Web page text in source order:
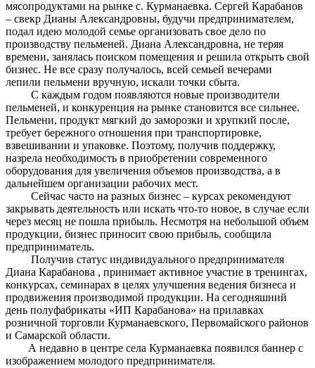
мясопродуктами на рынке с. Курманаевка. Сергей Карабанов
– свекр Дианы Александровны, будучи предпринимателем,
подал идею молодой семье организовать свое дело по
производству пельменей. Диана Александровна, не теряя
времени, занялась поиском помещения и решила открыть свой
бизнес. Не все сразу получалось, всей семьей вечерами
лепили пельмени вручную, искали точки сбыта.
С каждым годом появляются новые производители
пельменей, и конкуренция на рынке становится все сильнее.
Пельмени, продукт мягкий до заморозки и хрупкий после,
требует бережного отношения при транспортировке,
взвешивании и упаковке. Поэтому, получив поддержку,
назрела необходимость в приобретении современного
оборудования для увеличения объемов производства, а в
дальнейшем организации рабочих мест.
Сейчас часто на разных бизнес – курсах рекомендуют
закрывать деятельность или искать что-то новое, в случае если
через месяц не пошла прибыль. Несмотря на небольшой объем
продукции, бизнес приносит свою прибыль, сообщила
предприниматель.
Получив статус индивидуального предпринимателя
Диана Карабанова , принимает активное участие в тренингах,
конкурсах, семинарах в целях улучшения ведения бизнеса и
продвижения производимой продукции. На сегодняшний
день полуфабрикаты «ИП Карабанова» на прилавках
розничной торговли Курманаевского, Первомайского районов
и Самарской области.
А недавно в центре села Курманаевка появился баннер с
изображением молодого предпринимателя.